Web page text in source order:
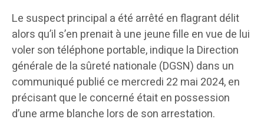
Le suspect principal a été arrêté en flagrant délit
alors qu’il s’en prenait à une jeune fille en vue de lui
voler son téléphone portable, indique la Direction
générale de la sûreté nationale (DGSN) dans un
communiqué publié ce mercredi 22 mai 2024, en
précisant que le concerné était en possession
d’une arme blanche lors de son arrestation.